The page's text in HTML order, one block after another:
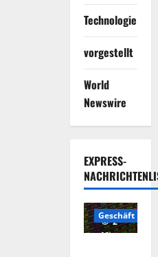
Technologie
vorgestellt
World
Newswire
EXPRESS-
2
Minuten
Geschäft